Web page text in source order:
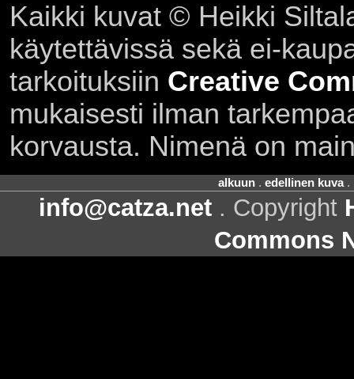
Kaikki kuvat © Heikki
käytettävissä sekä ei-
tarkoituksiin Creative
mukaisesti ilman
korvausta. Nimenä on
alkuun. edellinen kuva.
info@catza.net . Copyright
Commons